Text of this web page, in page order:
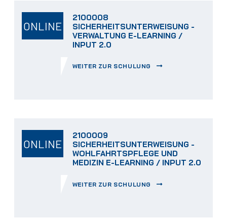
ONLINE
2100008
SICHERHEITSUNTERWEISUNG -
VERWALTUNG E-LEARNING /
INPUT 2.0
WEITER ZUR SCHULUNG
ONLINE
2100009
SICHERHEITSUNTERWEISUNG -
WOHLFAHRTSPFLEGE UND
MEDIZIN E-LEARNING / INPUT 2.0
WEITER ZUR SCHULUNG